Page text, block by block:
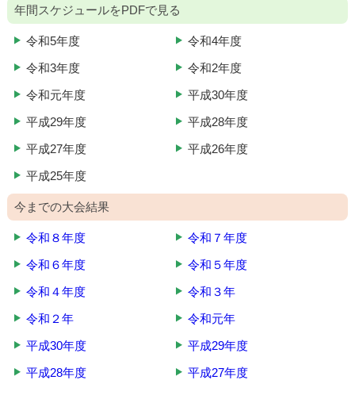
年間スケジュールをPDFで見る
令和5年度
令和4年度
令和3年度
令和2年度
令和元年度
平成30年度
平成29年度
平成28年度
平成27年度
平成26年度
平成25年度
今までの大会結果
令和８年度
令和７年度
令和６年度
令和５年度
令和４年度
令和３年
令和２年
令和元年
平成30年度
平成29年度
平成28年度
平成27年度